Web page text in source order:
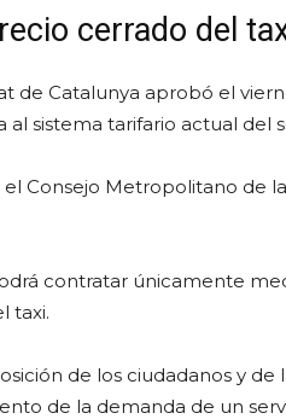
cerrado del
de Catalunya aprobó el
sistema tarifario actual del
Consejo Metropolitano de
contratar únicamente
taxi.
de los ciudadanos y
de la demanda de un